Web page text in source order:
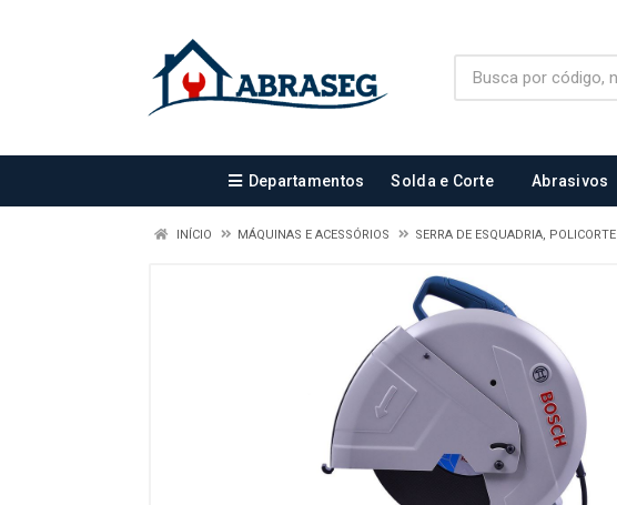
Departamentos Solda e Corte Abrasivos
INÍCIO MÁQUINAS E ACESSÓRIOS SERRA DE ESQUADRIA, POLICORTE